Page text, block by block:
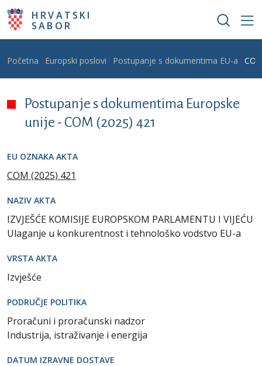
Skoči na glavni sadržaj
HRVATSKI
SABOR
Breadcrumb
Početna Europski poslovi Postupanje s dokumentima EU-a
Postupanje s dokumentima Europske
unije - COM (2025) 421
EU OZNAKA AKTA
COM (2025) 421
NAZIV AKTA
IZVJEŠĆE KOMISIJE EUROPSKOM PARLAMENTU I VIJEĆU
Ulaganje u konkurentnost i tehnološko vodstvo EU-a
VRSTA AKTA
Izvješće
PODRUČJE POLITIKA
Proračuni i proračunski nadzor
Industrija, istraživanje i energija
DATUM IZRAVNE DOSTAVE